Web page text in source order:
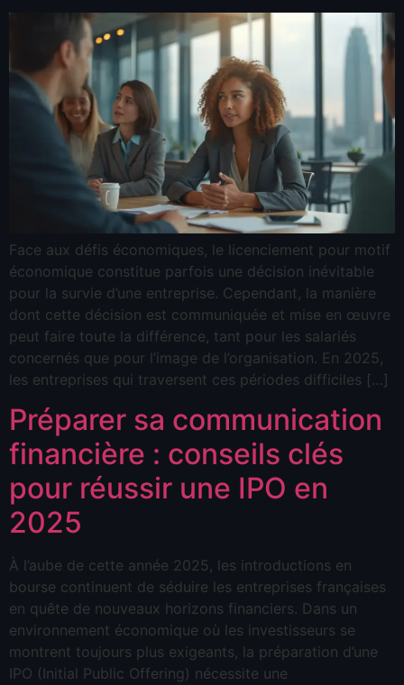
Face aux défis économiques, le licenciement pour motif
économique constitue parfois une décision inévitable
pour la survie d’une entreprise. Cependant, la manière
dont cette décision est communiquée et mise en œuvre
peut faire toute la différence, tant pour les salariés
concernés que pour l’image de l’organisation. En 2025,
les entreprises qui traversent ces périodes difficiles […]
Préparer sa communication
financière : conseils clés
pour réussir une IPO en
2025
À l’aube de cette année 2025, les introductions en
bourse continuent de séduire les entreprises françaises
en quête de nouveaux horizons financiers. Dans un
environnement économique où les investisseurs se
montrent toujours plus exigeants, la préparation d’une
IPO (Initial Public Offering) nécessite une